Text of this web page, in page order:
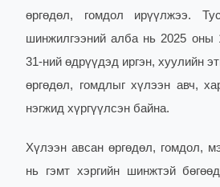
өргөдөл, гомдол ирүүлжээ.
шинжилгээний алба нь 2025 оны
31-ний өдрүүдэд иргэн, хуулийн
өргөдөл, гомдлыг хүлээн авч,
нэгжид хүргүүлсэн байна.
Хүлээн авсан өргөдөл, гомдол,
нь гэмт хэргийн шинжтэй